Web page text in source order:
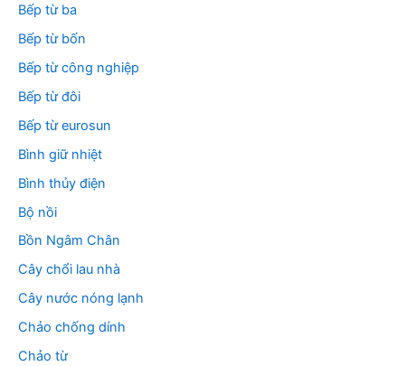
Bếp từ ba
Bếp từ bốn
Bếp từ công nghiệp
Bếp từ đôi
Bếp từ eurosun
Bình giữ nhiệt
Bình thủy điện
Bộ nồi
Bồn Ngâm Chân
Cây chổi lau nhà
Cây nước nóng lạnh
Chảo chống dính
Chảo từ